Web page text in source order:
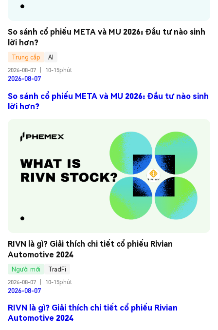
So sánh cổ phiếu META và MU 2026: Đầu tư nào sinh
lời hơn?
Trung cấp
AI
2026-08-07
10-15phút
2026-08-07
So sánh cổ phiếu META và MU 2026: Đầu tư nào sinh
lời hơn?
RIVN là gì? Giải thích chi tiết cổ phiếu Rivian
Automotive 2024
Người mới
TradFi
2026-08-07
10-15phút
2026-08-07
RIVN là gì? Giải thích chi tiết cổ phiếu Rivian
Automotive 2024